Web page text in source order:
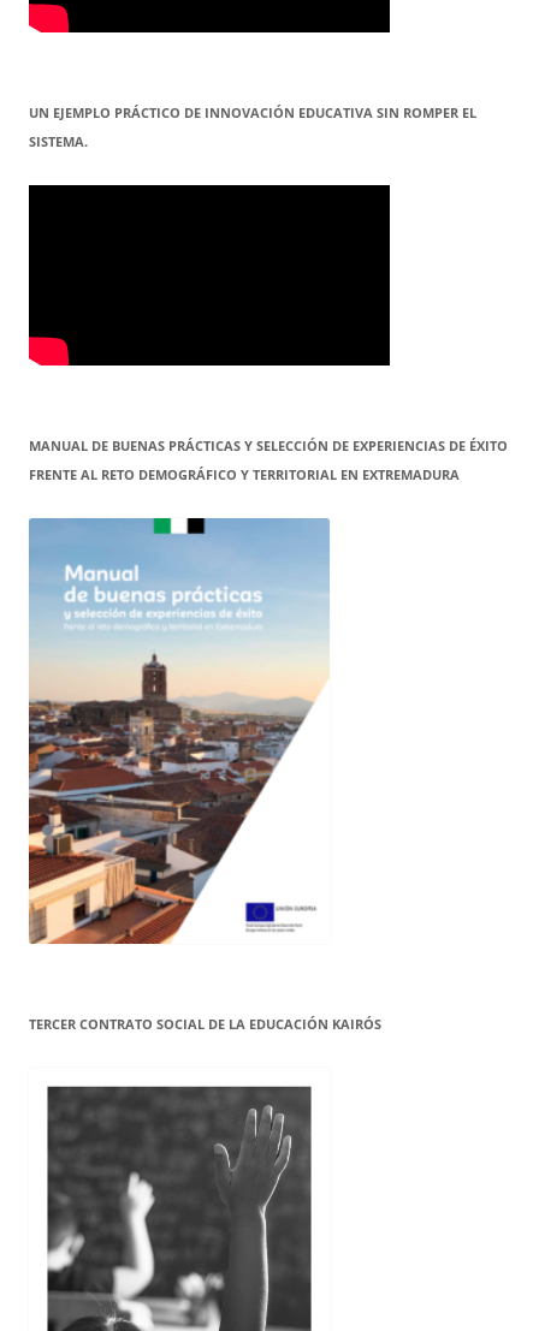
UN EJEMPLO PRÁCTICO DE INNOVACIÓN EDUCATIVA SIN ROMPER EL
SISTEMA.
MANUAL DE BUENAS PRÁCTICAS Y SELECCIÓN DE EXPERIENCIAS DE ÉXITO
FRENTE AL RETO DEMOGRÁFICO Y TERRITORIAL EN EXTREMADURA
TERCER CONTRATO SOCIAL DE LA EDUCACIÓN KAIRÓS